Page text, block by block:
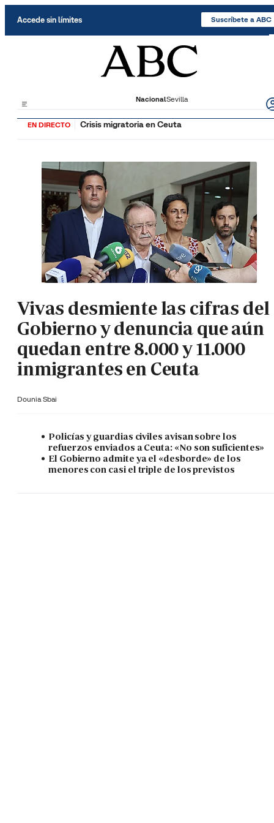
Accede sin límites Suscríbete a ABC
NacionalSevilla
EN DIRECTO Crisis migratoria en Ceuta
Vivas desmiente las cifras del
Gobierno y denuncia que aún
quedan entre 8.000 y 11.000
inmigrantes en Ceuta
Dounia Sbai
Policías y guardias civiles avisan sobre los
refuerzos enviados a Ceuta: «No son suficientes»
El Gobierno admite ya el «desborde» de los
menores con casi el triple de los previstos